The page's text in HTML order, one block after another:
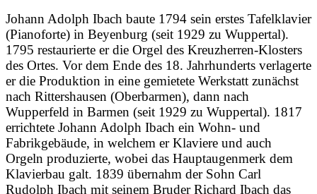
Johann Adolph Ibach baute 1794 sein erstes Tafelklavier
(Pianoforte) in Beyenburg (seit 1929 zu Wuppertal).
1795 restaurierte er die Orgel des Kreuzherren-Klosters
des Ortes. Vor dem Ende des 18. Jahrhunderts verlagerte
er die Produktion in eine gemietete Werkstatt zunächst
nach Rittershausen (Oberbarmen), dann nach
Wupperfeld in Barmen (seit 1929 zu Wuppertal). 1817
errichtete Johann Adolph Ibach ein Wohn- und
Fabrikgebäude, in welchem er Klaviere und auch
Orgeln produzierte, wobei das Hauptaugenmerk dem
Klavierbau galt. 1839 übernahm der Sohn Carl
Rudolph Ibach mit seinem Bruder Richard Ibach das